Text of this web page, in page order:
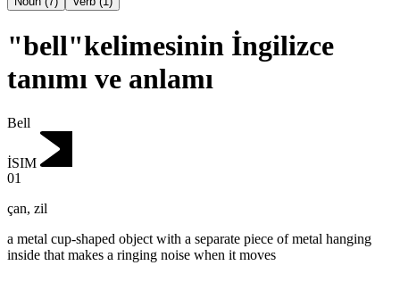
"bell"kelimesinin İngilizce
tanımı ve anlamı
Bell
İSIM
01
çan, zil
a metal cup-shaped object with a separate piece of metal hanging
inside that makes a ringing noise when it moves